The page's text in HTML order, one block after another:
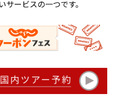
ービスの一つです。